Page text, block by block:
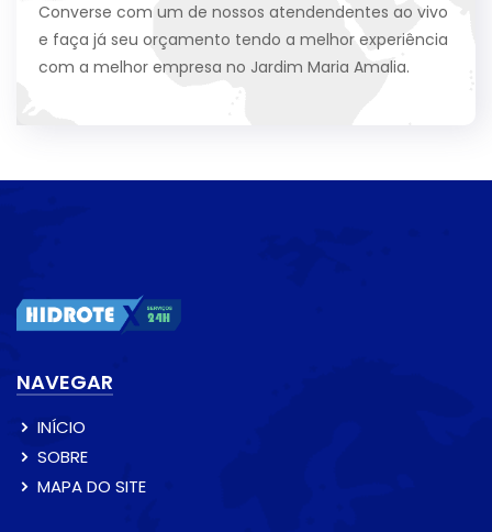
Converse com um de nossos atendendentes ao vivo
e faça já seu orçamento tendo a melhor experiência
com a melhor empresa no Jardim Maria Amalia.
NAVEGAR
INÍCIO
SOBRE
MAPA DO SITE